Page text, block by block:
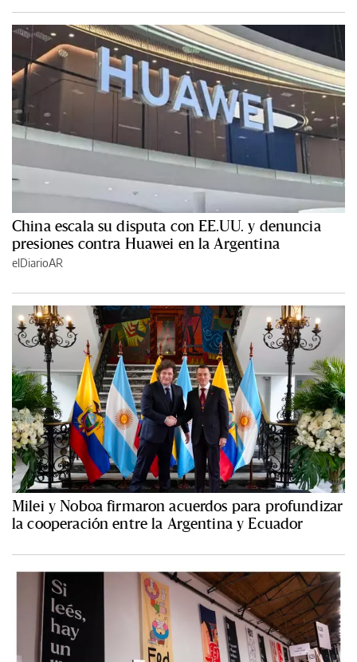
China escala su disputa con EE.UU. y denuncia
presiones contra Huawei en la Argentina
elDiarioAR
Milei y Noboa firmaron acuerdos para profundizar
la cooperación entre la Argentina y Ecuador